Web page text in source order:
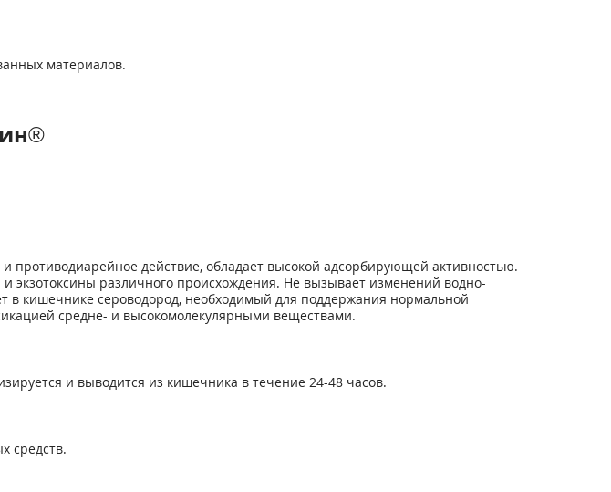
материалов.
действие, обладает высокой адсорбирующей активностью.
экзотоксины различного происхождения. Не вызывает изменений водно-
в кишечнике сероводород, необходимый для поддержания нормальной
средне- и высокомолекулярными веществами.
и выводится из кишечника в течение 24-48 часов.
средств.